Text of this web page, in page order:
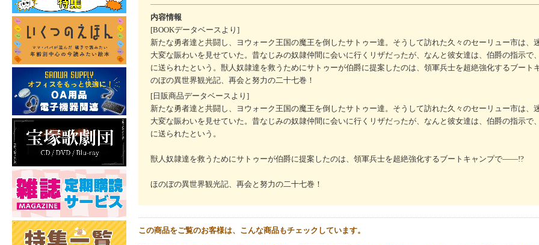
内容情報
[BOOKデータベースより]
新たな勇者達と共闘し、ヨウォーク王国の魔王を倒したサトゥー達。そうして訪れた久々のセーリュー市は、
大変な賑わいを見せていた。昔なじみの奴隷仲間に会いに行くリザだったが、なんと彼女達は、伯爵の指示で
に送られたという。獣人奴隷達を救うためにサトゥーが伯爵に提案したのは、領軍兵士を超絶強化するブー
のぼの異世界観光記、再会と努力の二十七巻！
[日販商品データベースより]
新たな勇者達と共闘し、ヨウォーク王国の魔王を倒したサトゥー達。そうして訪れた久々のセーリュー市は、
大変な賑わいを見せていた。昔なじみの奴隷仲間に会いに行くリザだったが、なんと彼女達は、伯爵の指示で
に送られたという。
獣人奴隷達を救うためにサトゥーが伯爵に提案したのは、領軍兵士を超絶強化するブートキャンプで――!?
ほのぼの異世界観光記、再会と努力の二十七巻！
この商品をご覧のお客様は、こんな商品もチェックしています。